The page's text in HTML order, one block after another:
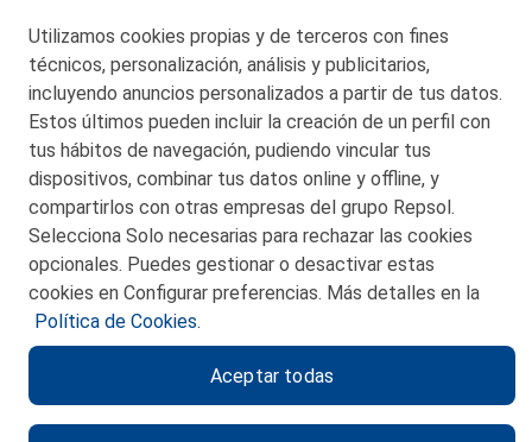
© 2026 Petronor S.A.
CONTACTO
MAPA WEB
POLITICA DE PRIVACIDAD
POLITICA DE COOKIES
CANAL DE ÉTICA
Utilizamos cookies propias y de terceros con fines
técnicos, personalización, análisis y publicitarios,
incluyendo anuncios personalizados a partir de tus datos.
Estos últimos pueden incluir la creación de un perfil con
tus hábitos de navegación, pudiendo vincular tus
dispositivos, combinar tus datos online y offline, y
compartirlos con otras empresas del grupo Repsol.
Selecciona Solo necesarias para rechazar las cookies
opcionales. Puedes gestionar o desactivar estas
cookies en Configurar preferencias. Más detalles en la
Política de Cookies.
Aceptar todas